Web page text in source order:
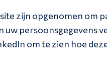
zijn opgenomen om
uw persoonsgegevens
om te zien hoe